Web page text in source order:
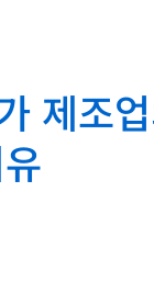
제조